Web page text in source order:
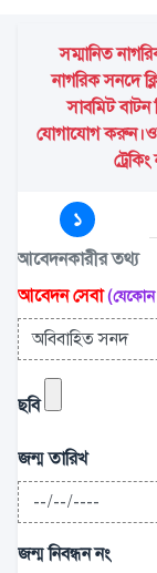
সম্মানিত
নাগরিক সনদে
সাবমিট বাটন
যোগাযোগ
১
আবেদনকারীর তথ্য
আবেদন সেবা(যেকোন
অবিবাহিত সনদ
ছবি
জন্ম তারিখ
জন্ম নিবন্ধন নং